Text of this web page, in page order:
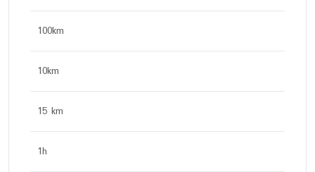
100km
10km
15 km
1h